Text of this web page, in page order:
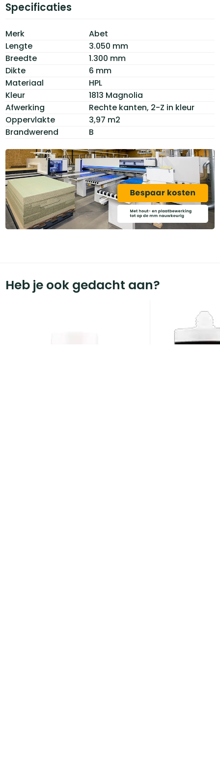
Specificaties
Merk
Abet
Lengte
3.050 mm
Breedte
1.300 mm
Dikte
6 mm
Materiaal
HPL
Kleur
1813 Magnolia
Afwerking
Rechte kanten, 2-Z in kleur
Oppervlakte
3,97 m2
Brandwerend
B
Heb je ook gedacht aan?